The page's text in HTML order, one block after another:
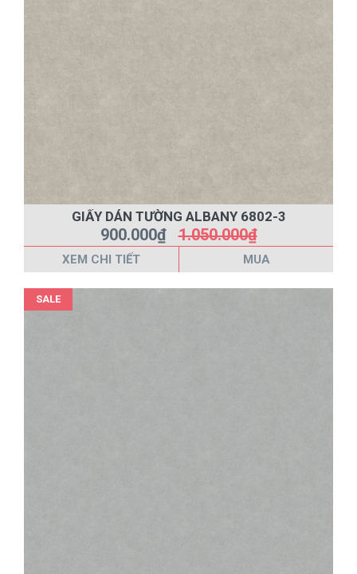
GIẤY DÁN TƯỜNG ALBANY 6802-3
900.000₫1.050.000₫
XEM CHI TIẾT MUA
SALE